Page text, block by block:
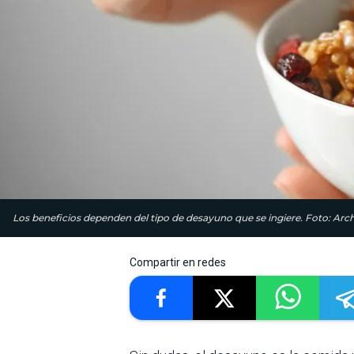
Los beneficios dependen del tipo de desayuno que se ingiere. Foto:
Compartir en redes